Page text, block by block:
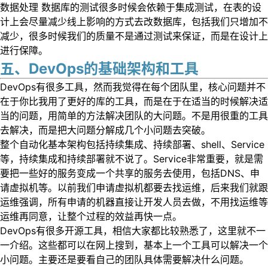
数据处理 数据库的测试很多时候会依赖于集成测试，在表的设
计上会尽量减少线上影响的方式去改数据库，包括我们只增加不
减少，很多时候我们的质量不是通过测试来保证，而是在设计上
进行保障。
五、DevOps的基础架构和工具
DevOps有很多工具，然而我觉得在每个团队里，核心问题并不
在于你比我用了更好的库的工具，而是在于在适当的时候解决适
当的问题，用简单的方法解决团队的大问题。不是用很重的工具
去解决，而是把大问题分解成几个小问题去突破。
整个自动化基本架构包括持续集成、持续部署、shell、Service
等，持续集成和持续部署就不说了。Service非常重要，就是需
要把一些好的服务变成一个共享的服务去使用，包括DNS、申
请虚拟机等。以前我们申请虚拟机都要去找运维，后来我们就跟
运维强调，所有申请的机器直接让开发人员去做，不用找运维等
运维再同意，让整个过程的效益再快一点。
DevOps有很多开源工具，相信大家都比较熟悉了，这里就不一
一介绍。这些都可以在网上搜到，基本上一个工具可以解决一个
小问题。主要还是要看自己的团队具体需要解决什么问题。